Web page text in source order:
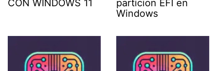
CON WINDOWS 11
particion EFI en
Windows